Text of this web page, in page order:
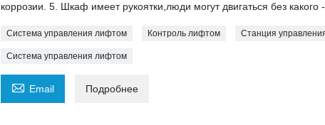
коррозии. 5. Шкаф имеет рукоятки,люди могут двигаться без какого
Система управления лифтом Контроль лифтом Cтанция
Система управления лифтом
 Email Подробнее